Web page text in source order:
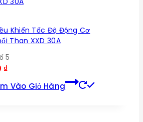
Khiển Tốc Độ Động Cơ
Than XXD 30A
5
₫
Vào Giỏ Hàng